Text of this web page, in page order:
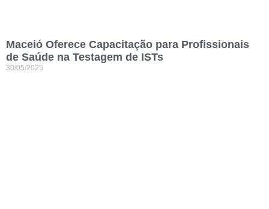
Maceió Oferece Capacitação para Profissionais
de Saúde na Testagem de ISTs
30/05/2025